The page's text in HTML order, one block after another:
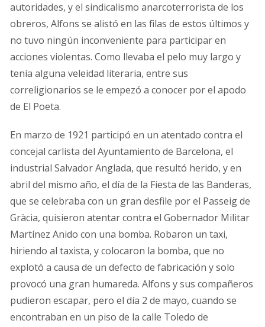
autoridades, y el sindicalismo anarcoterrorista de los
obreros, Alfons se alistó en las filas de estos últimos y
no tuvo ningún inconveniente para participar en
acciones violentas. Como llevaba el pelo muy largo y
tenía alguna veleidad literaria, entre sus
correligionarios se le empezó a conocer por el apodo
de El Poeta.
En marzo de 1921 participó en un atentado contra el
concejal carlista del Ayuntamiento de Barcelona, el
industrial Salvador Anglada, que resultó herido, y en
abril del mismo año, el día de la Fiesta de las Banderas,
que se celebraba con un gran desfile por el Passeig de
Gràcia, quisieron atentar contra el Gobernador Militar
Martínez Anido con una bomba. Robaron un taxi,
hiriendo al taxista, y colocaron la bomba, que no
explotó a causa de un defecto de fabricación y solo
provocó una gran humareda. Alfons y sus compañeros
pudieron escapar, pero el día 2 de mayo, cuando se
encontraban en un piso de la calle Toledo de